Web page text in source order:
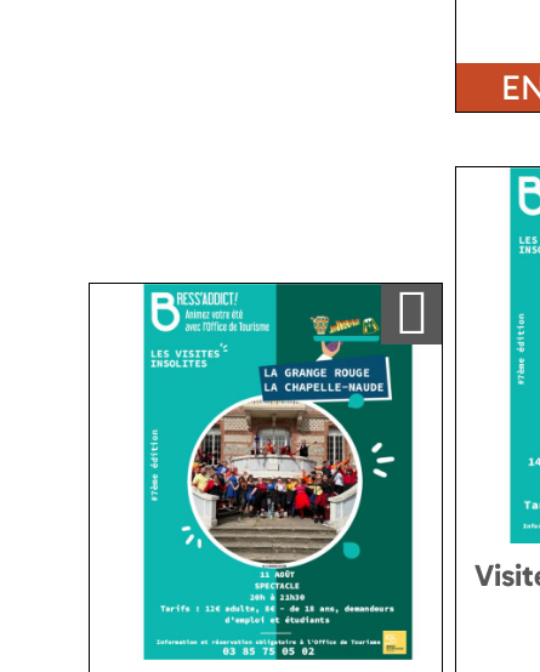
Ajouter a ma sélection